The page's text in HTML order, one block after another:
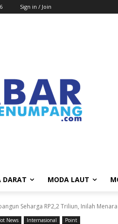
Sign in / Join
DARAT MODA LAUT
Seharga RP2,2 Triliun, Inilah
News Internasional Point